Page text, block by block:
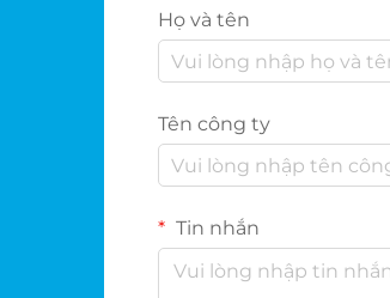
Họ và tên
Tên công ty
Tin nhắn